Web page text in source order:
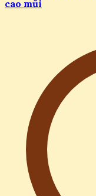
cao mũi